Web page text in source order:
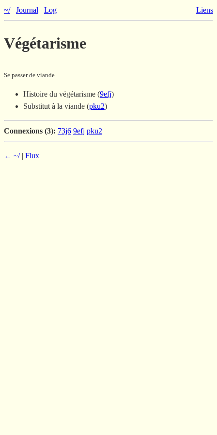
~/ Journal Log Liens
Végétarisme
Se passer de viande
Histoire du végétarisme (9efj)
Substitut à la viande (pku2)
Connexions (3): 73j6 9efj pku2
← ~/| Flux